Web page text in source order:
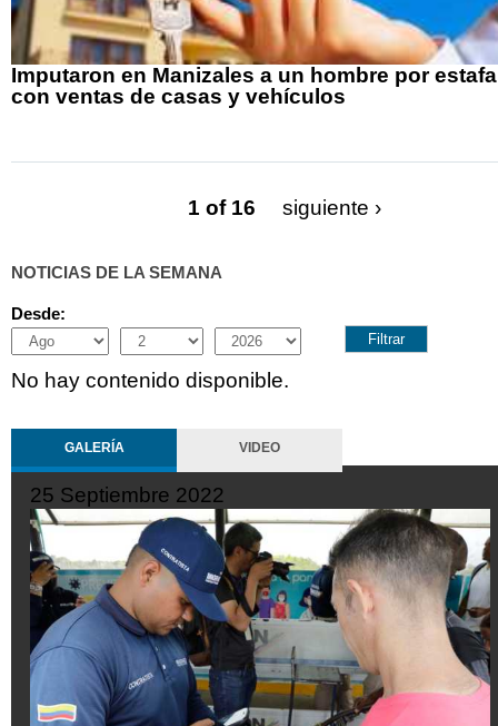
Imputaron en Manizales a un hombre por estafa
con ventas de casas y vehículos
1 of 16 siguiente ›
NOTICIAS DE LA SEMANA
Desde:
Month
Day Year
No hay contenido disponible.
GALERÍA VIDEO
19 Septiembre 2022